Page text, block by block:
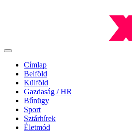
Címlap
Belföld
Külföld
Gazdaság / HR
Bűnügy
Sport
Sztárhírek
Életmód